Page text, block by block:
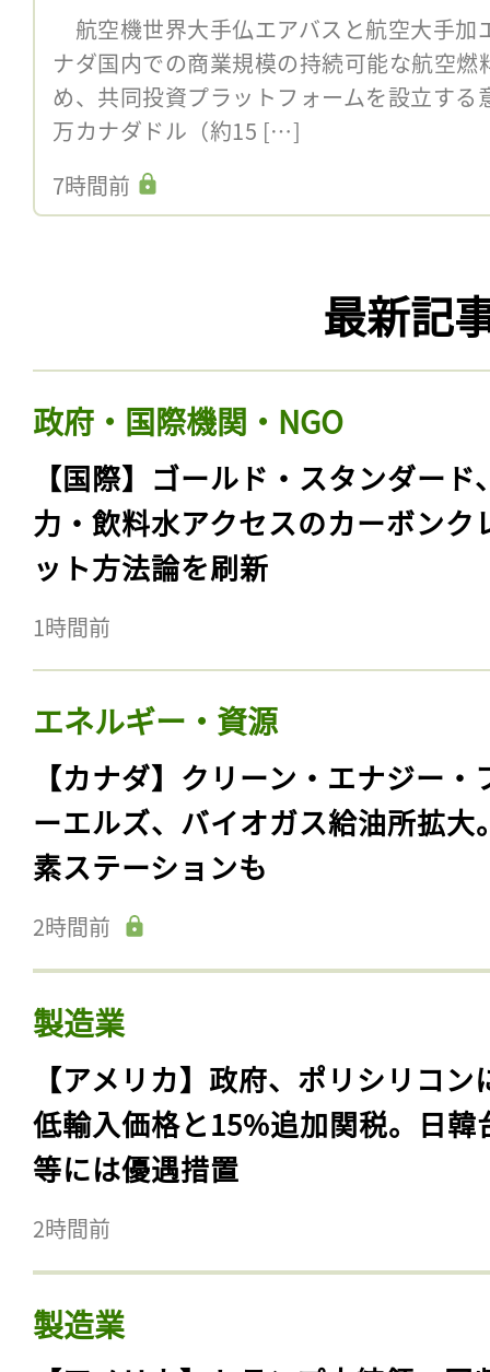
航空機世界大手仏エアバスと航空大手加
ナダ国内での商業規模の持続可能な航空燃
め、共同投資プラットフォームを設立す
万カナダドル（約15 […]
7時間前
最新記
政府・国際機関・NGO
【国際】ゴールド・スタンダード
力・飲料水アクセスのカーボンク
ット方法論を刷新
1時間前
エネルギー・資源
【カナダ】クリーン・エナジー・
ーエルズ、バイオガス給油所拡大
素ステーションも
2時間前
製造業
【アメリカ】政府、ポリシリコン
低輸入価格と15%追加関税。日韓
等には優遇措置
2時間前
製造業